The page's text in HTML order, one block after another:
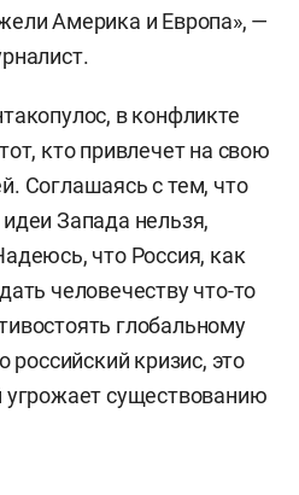
Америка и Европа», —
в конфликте
кто привлечет на свою
Соглашаясь с тем, что
Запада нельзя,
что Россия, как
человечеству что-то
глобальному
российский кризис, это
угрожает существованию